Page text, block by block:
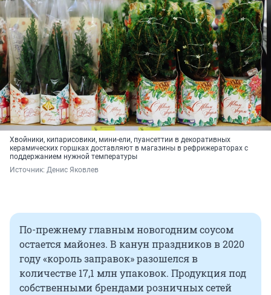
Хвойники, кипарисовики, мини-ели, пуансеттии в декоративных
керамических горшках доставляют в магазины в рефрижераторах с
поддержанием нужной температуры
Источник: Денис Яковлев
По-прежнему главным новогодним соусом
остается майонез. В канун праздников в 2020
году «король заправок» разошелся в
количестве 17,1 млн упаковок. Продукция под
собственными брендами розничных сетей